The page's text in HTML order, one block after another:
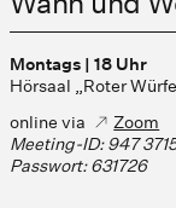
Montags | 18 Uhr
Hörsaal „Roter
online via
Zoom
Meeting-ID: 947
Passwort: 631726